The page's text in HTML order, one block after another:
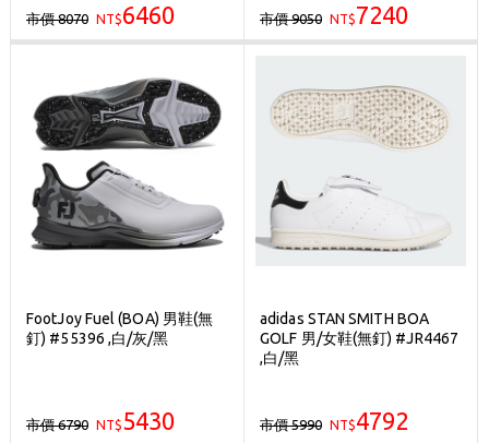
市價 8070 NT$6460 市價 9050 NT$7240
FootJoy Fuel (BOA) 男鞋(無
釘) #55396 ,白/灰/黑
市價 6790 NT$5430
adidas STAN SMITH BOA
GOLF 男/女鞋(無釘) #JR4467
,白/黑
市價 5990 NT$4792